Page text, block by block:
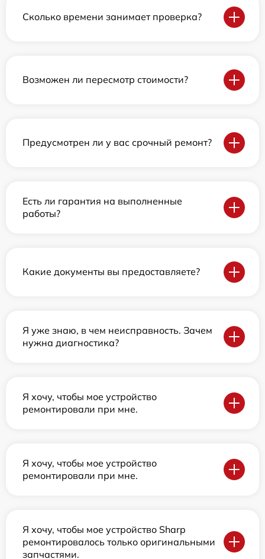
Сколько времени занимает проверка?
Возможен ли пересмотр стоимости?
Предусмотрен ли у вас срочный ремонт?
Есть ли гарантия на выполненные
работы?
Какие документы вы предоставляете?
Я уже знаю, в чем неисправность. Зачем
нужна диагностика?
Я хочу, чтобы мое устройство
ремонтировали при мне.
Я хочу, чтобы мое устройство
ремонтировали при мне.
Я хочу, чтобы мое устройство Sharp
ремонтировалось только оригинальными
запчастями.